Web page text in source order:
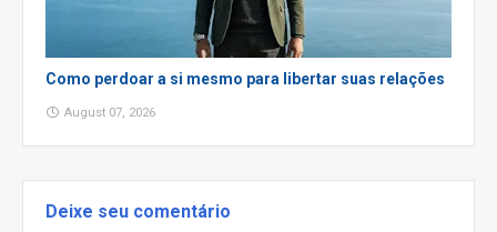
Como perdoar a si mesmo para libertar suas relações
August 07, 2026
Deixe seu comentário